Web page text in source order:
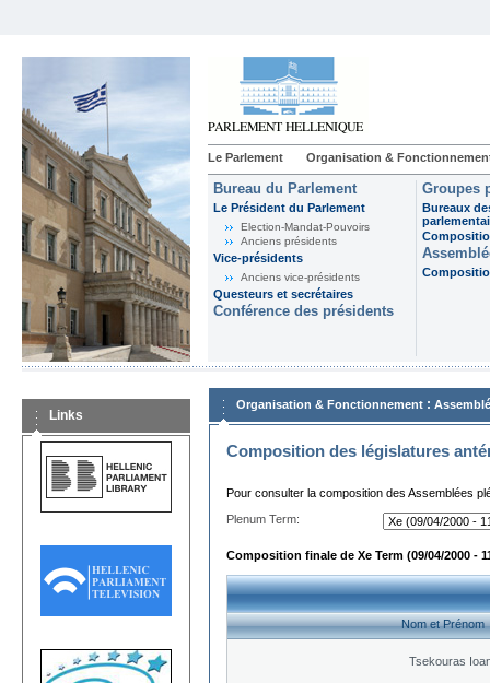
Le Parlement Organisation &
Bureau du Parlement
Le Président du Parlement
Election-Mandat-Pouvoirs
Anciens présidents
Vice-présidents
Anciens vice-présidents
Questeurs et secrétaires
Conférence des présidents
Groupes
Bureaux
Links
Organisation & Fonctionnement :
Composition des législatures
Pour consulter la composition des Assemblées
Plenum Term:
Composition finale de Xe Term (09/04/2000 -
Nom et Prénom
Tsekouras